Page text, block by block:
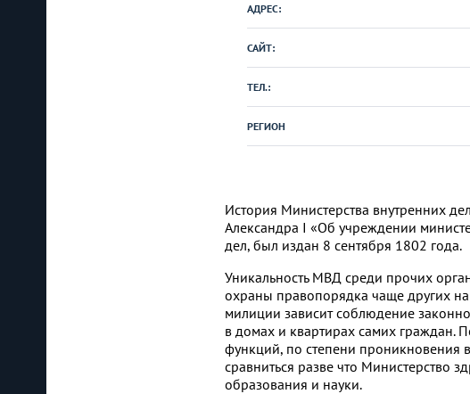
АДРЕС:
САЙТ:
ТЕЛ.:
РЕГИОН
История Министерства внутренних
Александра I «Об учреждении
дел, был издан 8 сентября 1802 года.
Уникальность МВД среди прочих
охраны правопорядка чаще других
милиции зависит соблюдение
в домах и квартирах самих граждан.
функций, по степени проникновения
сравниться разве что Министерство
образования и науки.